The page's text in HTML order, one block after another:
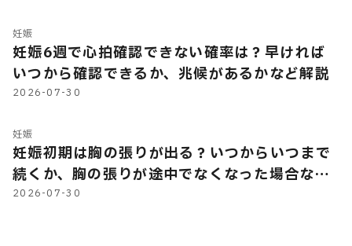
妊娠
妊娠6週で心拍確認できない確率は？早ければ
いつから確認できるか、兆候があるかなど解説
2026-07-30
妊娠
妊娠初期は胸の張りが出る？いつからいつまで
続くか、胸の張りが途中でなくなった場合など
を解説
2026-07-30